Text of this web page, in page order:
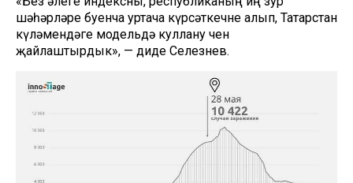
шәһәрләре буенча уртача күрсәткечне алып, Татарстан
күләмендәге модельдә куллану өчен
җайлаштырдык», — диде Селезнев.